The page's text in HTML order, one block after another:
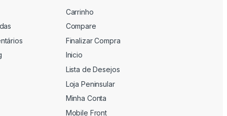
Carrinho
Compare
Finalizar Compra
Inicio
Lista de Desejos
Loja Peninsular
Minha Conta
Mobile Front